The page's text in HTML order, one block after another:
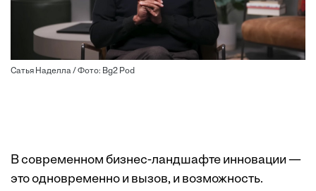
Сатья Наделла / Фото: Bg2 Pod
В современном бизнес-ландшафте инновации —
это одновременно и вызов, и возможность.